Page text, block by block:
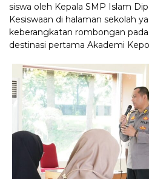
siswa oleh Kepala SMP Islam
Kesiswaan di halaman sekolah
keberangkatan rombongan
destinasi pertama Akademi